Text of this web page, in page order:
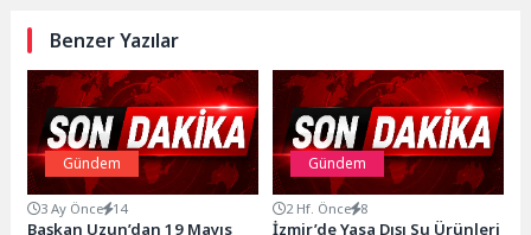
Benzer Yazılar
Gündem
3 Ay Önce 14
Başkan Uzun’dan 19 Mayıs
Gündem
2 Hf. Önce 8
İzmir’de Yasa Dışı Su Ürünleri